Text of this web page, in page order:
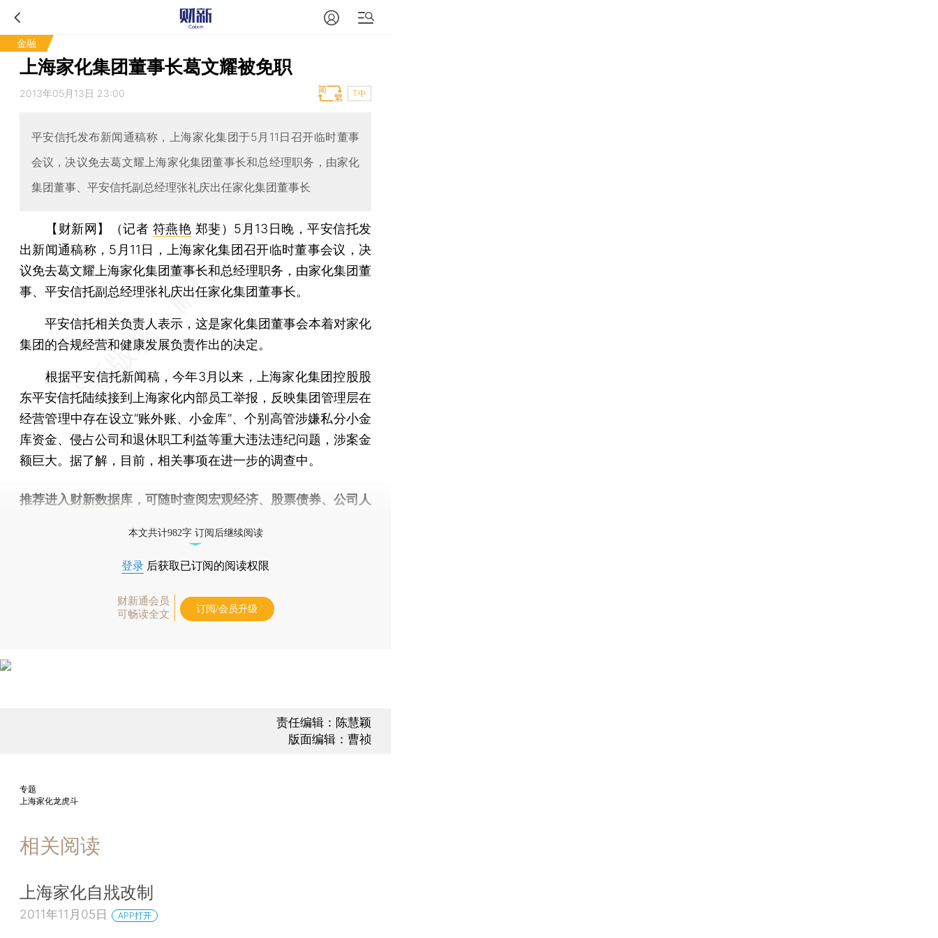
金融
上海家化集团董事长葛文耀被免职
2013年05月13日 23:00 T中
平安信托发布新闻通稿称，上海家化集团于5月11日召开临时董事
会议，决议免去葛文耀上海家化集团董事长和总经理职务，由家化
集团董事、平安信托副总经理张礼庆出任家化集团董事长
【财新网】（记者 符燕艳 郑斐） 5月13日晚，平安信托发
出新闻通稿称，5月11日，上海家化集团召开临时董事会议，决
议免去葛文耀上海家化集团董事长和总经理职务，由家化集团董
事、平安信托副总经理张礼庆出任家化集团董事长。
平安信托相关负责人表示，这是家化集团董事会本着对家化
集团的合规经营和健康发展负责作出的决定。
根据平安信托新闻稿，今年3月以来，上海家化集团控股股
东平安信托陆续接到上海家化内部员工举报，反映集团管理层在
经营管理中存在设立“账外账、小金库”、个别高管涉嫌私分小金
库资金、侵占公司和退休职工利益等重大违法违纪问题，涉案金
额巨大。据了解，目前，相关事项在进一步的调查中。
推荐进入财新数据库 ，可随时查阅宏观经济、股票债券、公司人
本文共计982字 订阅后继续阅读
登录 后获取已订阅的阅读权限
财新通会员
可畅读全文
订阅/会员升级
责任编辑：陈慧颖
版面编辑：曹祯
专题
上海家化龙虎斗
相关阅读
上海家化自戕改制
2011年11月05日 APP打开